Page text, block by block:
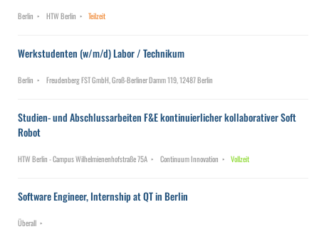
Berlin HTW Berlin Teilzeit
Werkstudenten (w/m/d) Labor / Technikum
Berlin Freudenberg FST GmbH, Groß-Berliner Damm 119, 12487 Berlin
Studien- und Abschlussarbeiten F&E kontinuierlicher kollaborativer Soft
Robot
HTW Berlin - Campus Wilhelmienenhofstraße 75A Continuum Innovation Vollzeit
Software Engineer, Internship at QT in Berlin
Überall